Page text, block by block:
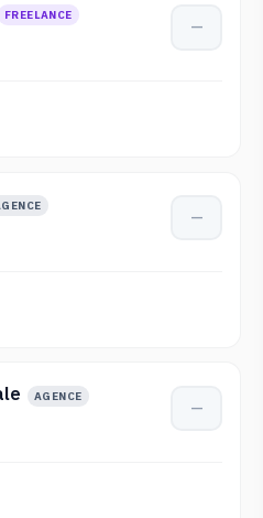
FREELANCE
—
—
AGENCE
—